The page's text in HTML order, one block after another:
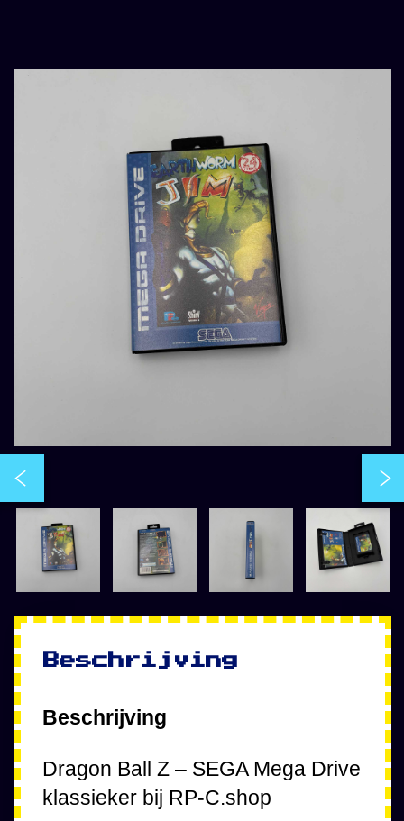
Beschrijving
Beschrijving
Dragon Ball Z – SEGA Mega Drive
klassieker bij RP-C.shop